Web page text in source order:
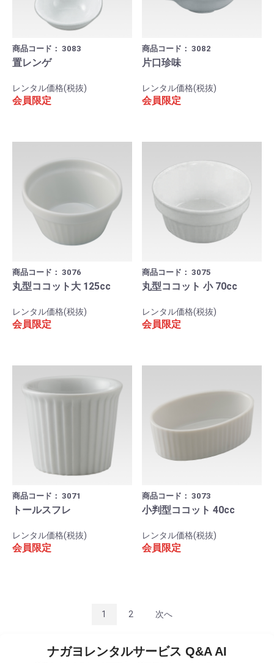
商品コード： 3083
置レンゲ
レンタル価格(税抜)
会員限定
商品コード： 3082
片口珍味
レンタル価格(税抜)
会員限定
商品コード： 3076
丸型ココット大 125cc
レンタル価格(税抜)
会員限定
商品コード： 3075
丸型ココット 小 70cc
レンタル価格(税抜)
会員限定
商品コード： 3071
トールスフレ
レンタル価格(税抜)
会員限定
商品コード： 3073
小判型ココット 40cc
レンタル価格(税抜)
会員限定
1 2 次へ
ナガヨレンタルサービス Q&A AI